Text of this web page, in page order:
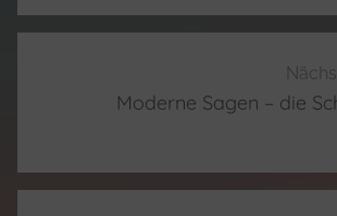
Moderne Sagen – die